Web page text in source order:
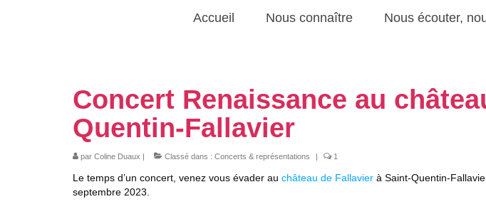
Accueil Nous connaître Nous écouter,
Concert Renaissance au
Quentin-Fallavier
par Coline Duaux | Classé dans : Concerts & représentations | 1
Le temps d’un concert, venez vous évader au château de Fallavier à Saint-Quentin-
septembre 2023.